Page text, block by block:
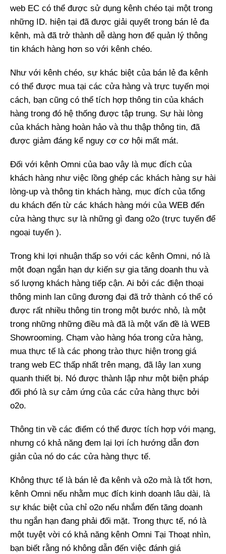
web EC có thể được sử dụng kênh chéo tại một trong
những ID. hiện tại đã được giải quyết trong bán lẻ đa
kênh, mà đã trở thành dễ dàng hơn để quản lý thông
tin khách hàng hơn so với kênh chéo.
Như với kênh chéo, sự khác biệt của bán lẻ đa kênh
có thể được mua tại các cửa hàng và trực tuyến mọi
cách, bạn cũng có thể tích hợp thông tin của khách
hàng trong đó hệ thống được tập trung. Sự hài lòng
của khách hàng hoàn hảo và thu thập thông tin, đã
được giảm đáng kể nguy cơ cơ hội mất mát.
Đối với kênh Omni của bao vây là mục đích của
khách hàng như việc lồng ghép các khách hàng sự hài
lòng-up và thông tin khách hàng, mục đích của tổng
du khách đến từ các khách hàng mới của WEB đến
cửa hàng thực sự là những gì đang o2o (trực tuyến để
ngoại tuyến ).
Trong khi lợi nhuận thấp so với các kênh Omni, nó là
một đoạn ngắn hạn dự kiến ​​sự gia tăng doanh thu và
số lượng khách hàng tiếp cận. Ai bởi các điện thoại
thông minh lan cũng đương đại đã trở thành có thể có
được rất nhiều thông tin trong một bước nhỏ, là một
trong những những điều mà đã là một vấn đề là WEB
Showrooming. Chạm vào hàng hóa trong cửa hàng,
mua thực tế là các phong trào thực hiện trong giá
trang web EC thấp nhất trên mạng, đã lây lan xung
quanh thiết bị. Nó được thành lập như một biện pháp
đối phó là sự cảm ứng của các cửa hàng thực bởi
o2o.
Thông tin về các điểm có thể được tích hợp với mạng,
nhưng có khả năng đem lại lợi ích hướng dẫn đơn
giản của nó do các cửa hàng thực tế.
Không thực tế là bán lẻ đa kênh và o2o mà là tốt hơn,
kênh Omni nếu nhằm mục đích kinh doanh lâu dài, là
sự khác biệt của chỉ o2o nếu nhắm đến tăng doanh
thu ngắn hạn đang phải đối mặt. Trong thực tế, nó là
một tuyệt vời có khả năng kênh Omni Tại Thoạt nhìn,
bạn biết rằng nó không dẫn đến việc đánh giá